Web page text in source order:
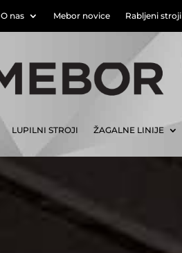
O nas Mebor novice Rabljeni stroji
LUPILNI STROJI ŽAGALNE LINIJE